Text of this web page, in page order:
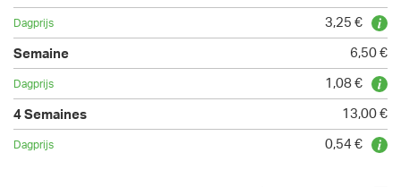
3,25 €
6,50 €
1,08 €
13,00 €
0,54 €